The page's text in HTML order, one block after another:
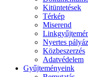
Kitüntetések
Térkép
Miserend
Nyertes
Közbeszerzés
Adatvédelem
Gyűjteményeink